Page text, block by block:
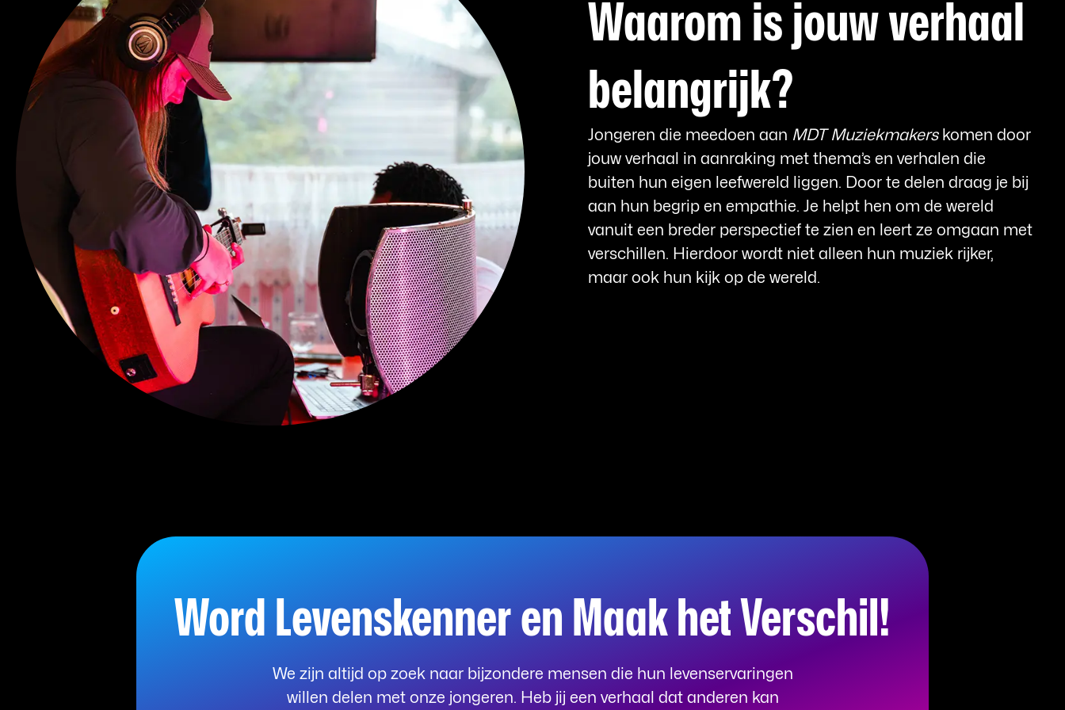
Waarom is jouw verhaal
belangrijk?
Jongeren die meedoen aan MDT Muziekmakerskomen door
jouw verhaal in aanraking met thema’s en verhalen die
buiten hun eigen leefwereld liggen. Door te delen draag je bij
aan hun begrip en empathie. Je helpt hen om de wereld
vanuit een breder perspectief te zien en leert ze omgaan met
verschillen. Hierdoor wordt niet alleen hun muziek rijker,
maar ook hun kijk op de wereld.
Word Levenskenner en Maak het Verschil!
We zijn altijd op zoek naar bijzondere mensen die hun levenservaringen
willen delen met onze jongeren. Heb jij een verhaal dat anderen kan